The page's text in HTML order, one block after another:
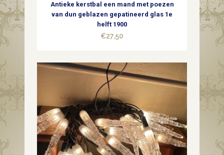
Antieke kerstbal een mand met poezen
van dun geblazen gepatineerd glas 1e
helft 1900
€27,50